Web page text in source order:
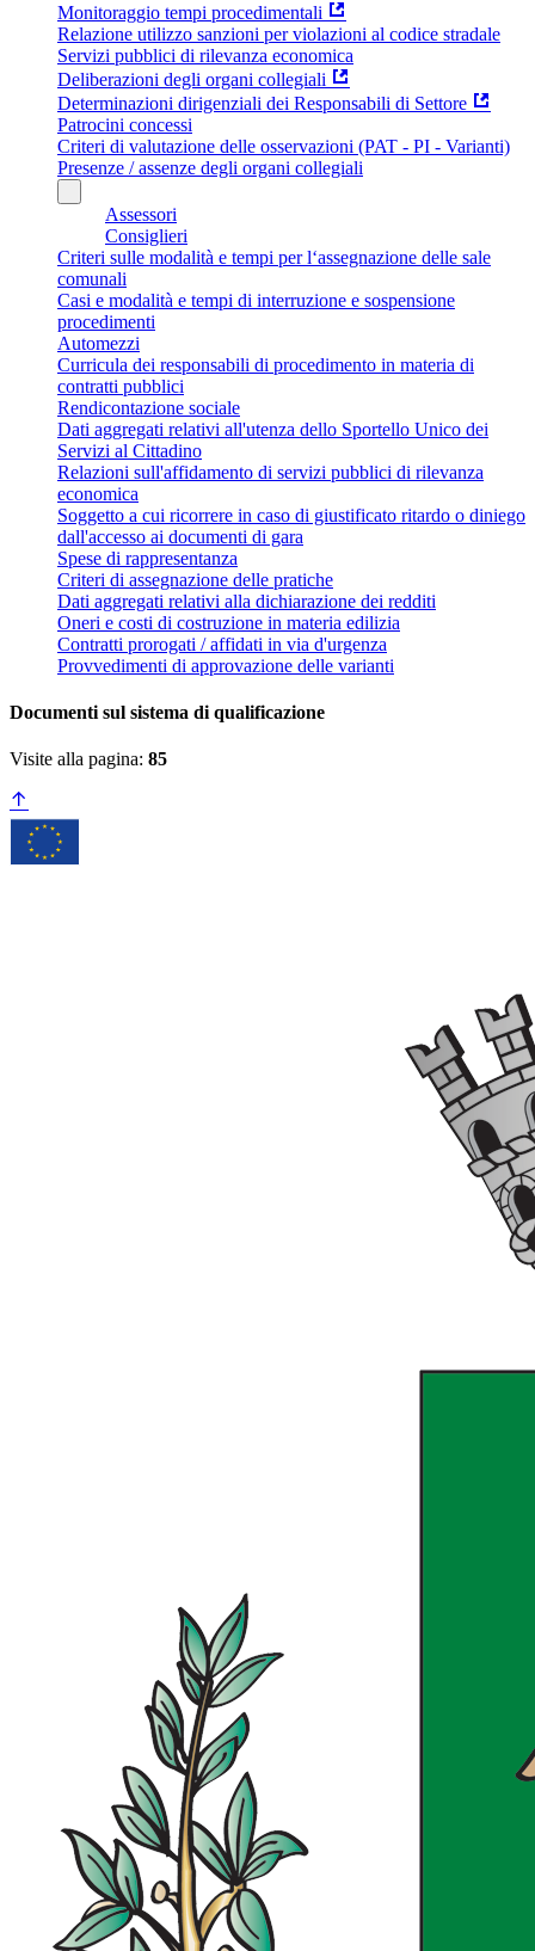
Monitoraggio tempi procedimentali
Relazione utilizzo sanzioni per violazioni al codice stradale
Servizi pubblici di rilevanza economica
Deliberazioni degli organi collegiali
Determinazioni dirigenziali dei Responsabili di Settore
Patrocini concessi
Criteri di valutazione delle osservazioni (PAT - PI - Varianti)
Presenze / assenze degli organi collegiali
Assessori
Consiglieri
Criteri sulle modalità e tempi per l‘assegnazione delle sale
comunali
Casi e modalità e tempi di interruzione e sospensione
procedimenti
Automezzi
Curricula dei responsabili di procedimento in materia di
contratti pubblici
Rendicontazione sociale
Dati aggregati relativi all'utenza dello Sportello Unico dei
Servizi al Cittadino
Relazioni sull'affidamento di servizi pubblici di rilevanza
economica
Soggetto a cui ricorrere in caso di giustificato ritardo o diniego
dall'accesso ai documenti di gara
Spese di rappresentanza
Criteri di assegnazione delle pratiche
Dati aggregati relativi alla dichiarazione dei redditi
Oneri e costi di costruzione in materia edilizia
Contratti prorogati / affidati in via d'urgenza
Provvedimenti di approvazione delle varianti
Documenti sul sistema di qualificazione
Visite alla pagina: 85